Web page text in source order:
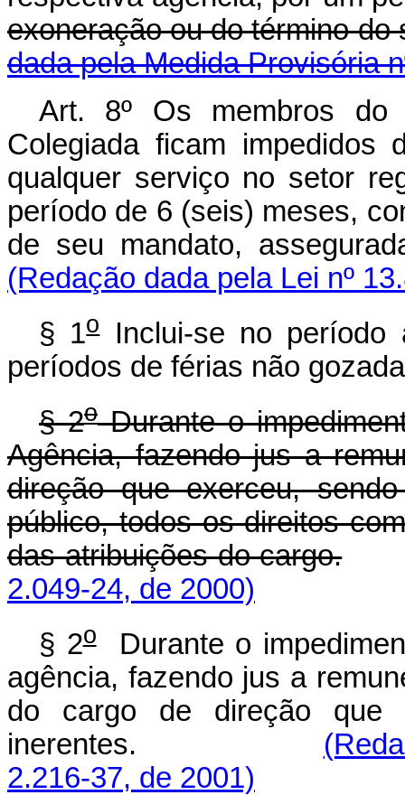
exoneração ou do
dada pela Medida Provisória
Art. 8º Os membros do
Colegiada ficam impedidos
qualquer serviço no setor
período de 6 (seis) meses,
de seu mandato,
(Redação dada pela Lei nº
§ 1oInclui-se no período
períodos de férias não
§ 2oDurante o
Agência, fazendo jus a
direção que exerceu,
público, todos os direitos
das atribuições do cargo.
2.049-24, de 2000)
§ 2oDurante o
agência, fazendo jus a
do cargo de direção
inerentes.
2.216-37, de 2001)